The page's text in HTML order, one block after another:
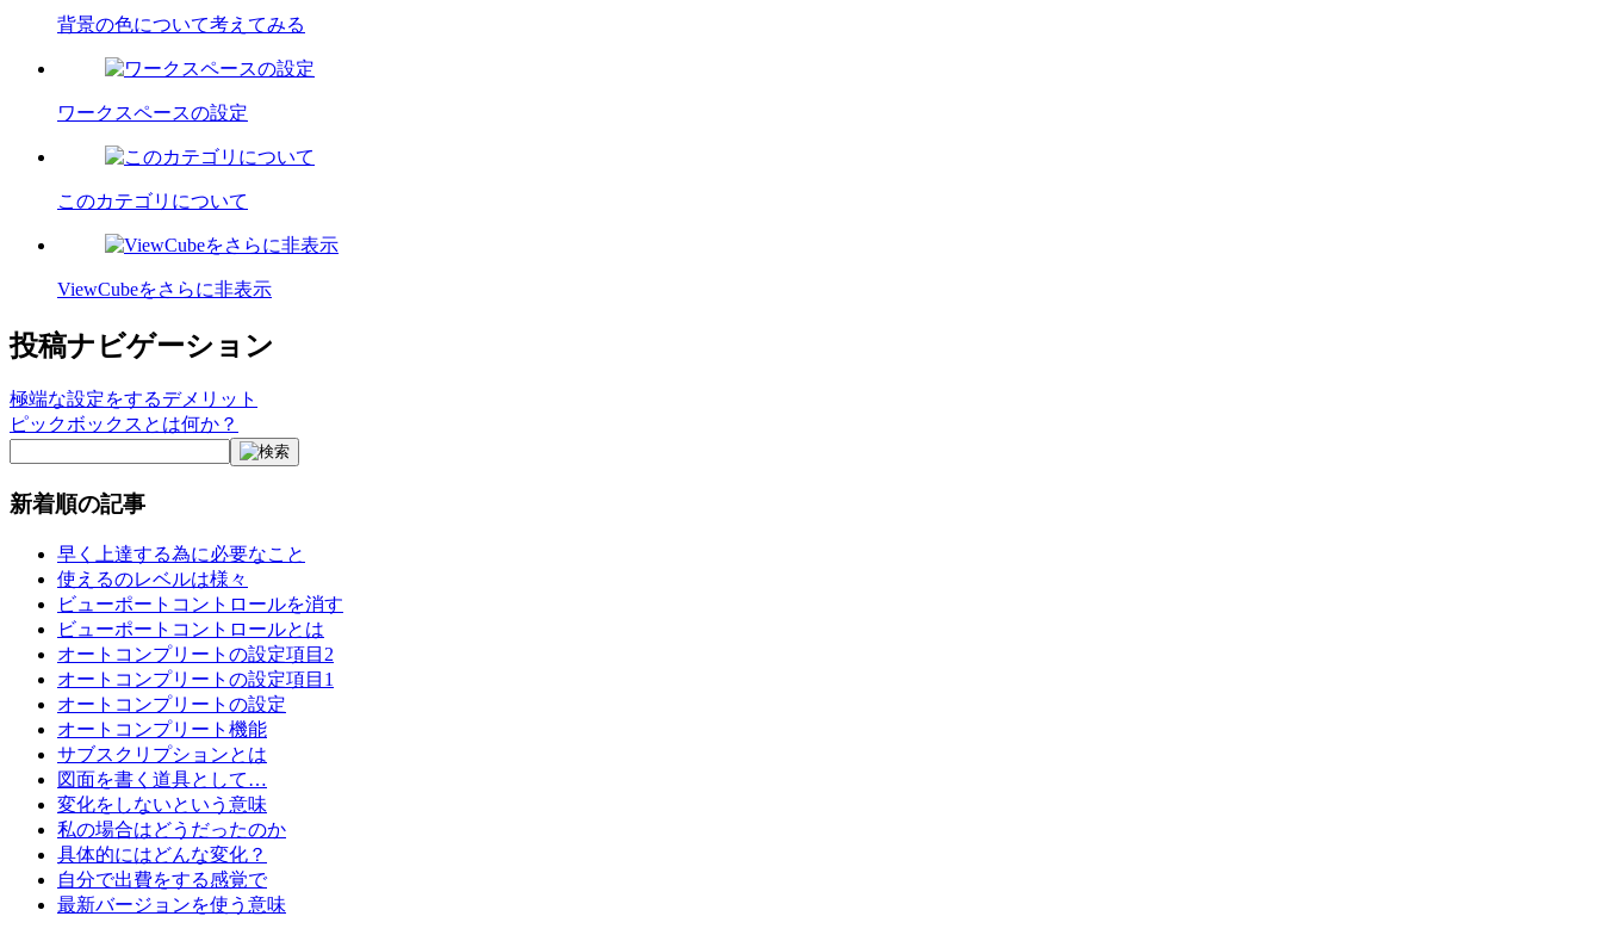
背景の色について考えてみる
ワークスペースの設定
このカテゴリについて
ViewCubeをさらに非表示
投稿ナビゲーション
極端な設定をするデメリット
ピックボックスとは何か？
新着順の記事
早く上達する為に必要なこと
使えるのレベルは様々
ビューポートコントロールを消す
ビューポートコントロールとは
オートコンプリートの設定項目2
オートコンプリートの設定項目1
オートコンプリートの設定
オートコンプリート機能
サブスクリプションとは
図面を書く道具として…
変化をしないという意味
私の場合はどうだったのか
具体的にはどんな変化？
自分で出費をする感覚で
最新バージョンを使う意味